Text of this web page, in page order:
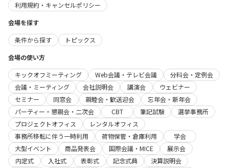
利用規約・キャンセルポリシー
会場を探す
条件から探す
トピックス
会場の使い方
キックオフミーティング
Web会議・テレビ会議
分科会・定例会
会議・ミーティング
会社説明会 講演会
ウェビナー
セミナー
同窓会 親睦会・歓送迎会
忘年会・新年会
パーティー・懇親会・二次会
CBT 筆記試験
選挙事務所
プロジェクトオフィス
レンタルオフィス
事務所移転に伴う一時利用
荷物保管・倉庫利用
学会
大型イベント
商品発表会 国際会議・MICE
展示会
内定式
入社式 表彰式 記念式典
決算説明会